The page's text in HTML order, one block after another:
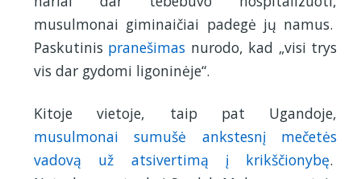
musulmonai giminaičiai padegė jų namus.
Paskutinis pranešimas nurodo, kad „visi trys
vis dar gydomi ligoninėje“.
Kitoje vietoje, taip pat Ugandoje,
musulmonai sumušė ankstesnį mečetės
vadovą už atsivertimą į krikščionybę.